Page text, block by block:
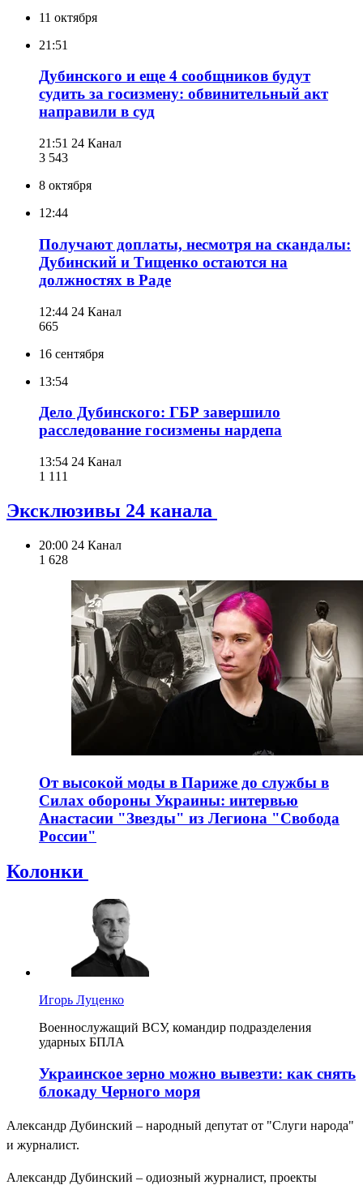
11 октября
21:51
Дубинского и еще 4 сообщников будут
судить за госизмену: обвинительный акт
направили в суд
21:51 24 Канал
3 543
8 октября
12:44
Получают доплаты, несмотря на скандалы:
Дубинский и Тищенко остаются на
должностях в Раде
12:44 24 Канал
665
16 сентября
13:54
Дело Дубинского: ГБР завершило
расследование госизмены нардепа
13:54 24 Канал
1 111
Эксклюзивы 24 канала
20:00 24 Канал
1 628
От высокой моды в Париже до службы в
Силах обороны Украины: интервью
Анастасии "Звезды" из Легиона "Свобода
России"
Колонки
Игорь Луценко
Военнослужащий ВСУ, командир подразделения
ударных БПЛА
Украинское зерно можно вывезти: как снять
блокаду Черного моря
Александр Дубинский – народный депутат от "Слуги народа"
и журналист.
Александр Дубинский – одиозный журналист, проекты